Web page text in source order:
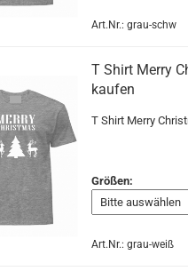
Art.Nr.: grau-schw
T Shirt Merry
kaufen
T Shirt Merry
Größen:
Art.Nr.: grau-weiß